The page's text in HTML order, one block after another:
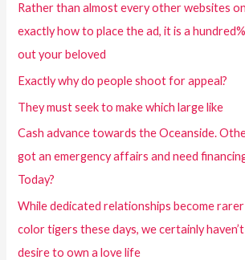
Rather than almost every other websites
exactly how to place the ad, it is a
out your beloved
Exactly why do people shoot for appeal?
They must seek to make which large like
Cash advance towards the Oceanside.
got an emergency affairs and need
Today?
While dedicated relationships become
color tigers these days, we certainly
desire to own a love life